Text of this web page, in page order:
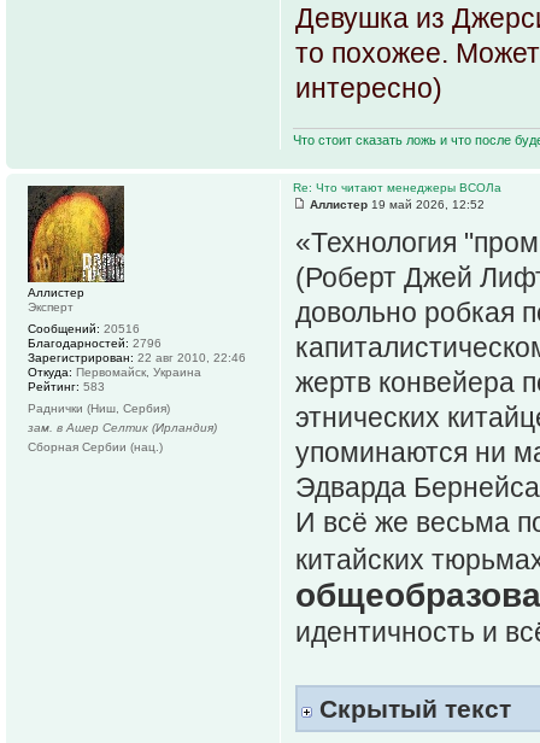
Девушка из
то похожее.
интересно)
Что стоит сказать ложь и что после
Re: Что читают менеджеры ВСОЛа
Аллистер 19 май 2026, 12:52
«Технология
(Роберт Джей
довольно робкая
жертв конвейера
этнических
упоминаются ни
Эдварда
И всё же весьма
китайских
идентичность и
Скрытый текст
Аллистер
Эксперт
Сообщений: 20516
Благодарностей: 2796
Зарегистрирован: 22 авг 2010, 22:46
Откуда: Первомайск, Украина
Рейтинг: 583
Раднички (Ниш, Сербия)
зам. в Ашер Селтик (Ирландия)
Сборная Сербии (нац.)